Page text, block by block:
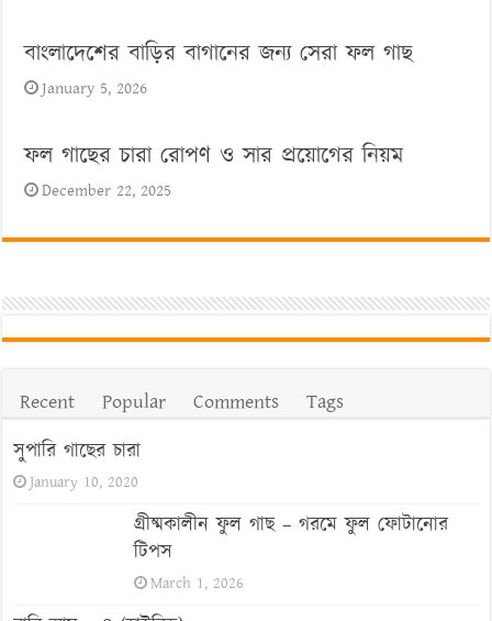
বাংলাদেশের বাড়ির বাগানের জন্য সেরা ফল গাছ
January 5, 2026
ফল গাছের চারা রোপণ ও সার প্রয়োগের নিয়ম
December 22, 2025
Recent Popular Comments
Tags
সুপারি গাছের চারা
January 10, 2020
গ্রীষ্মকালীন ফুল গাছ – গরমে ফুল ফোটানোর
টিপস
March 1, 2026